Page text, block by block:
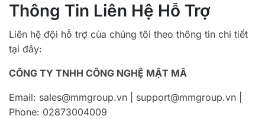
Thông Tin Liên Hệ Hỗ Trợ
Liên hệ đội hỗ trợ của chúng tôi theo thông tin chi tiết
tại đây:
CÔNG TY TNHH CÔNG NGHỆ MẬT MÃ
Email: sales@mmgroup.vn | support@mmgroup.vn |
Phone: 02873004009